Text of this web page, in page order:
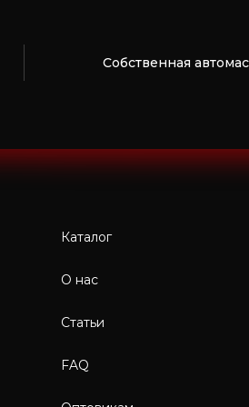
Собственная
Каталог
О нас
Статьи
FAQ